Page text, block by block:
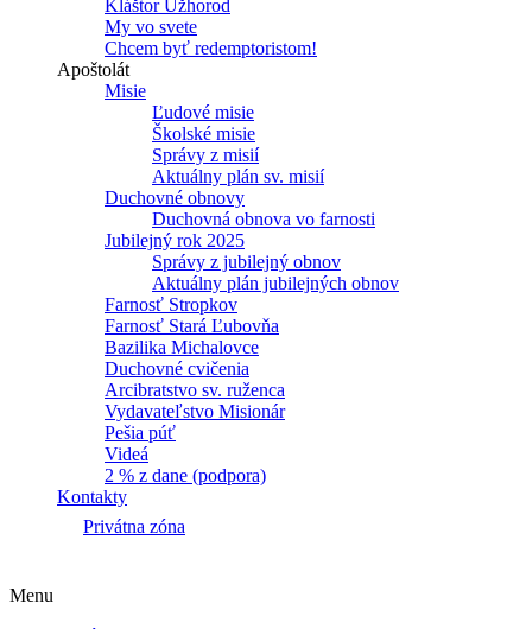
Kláštor Užhorod
My vo svete
Chcem byť redemptoristom!
Apoštolát
Misie
Ľudové misie
Školské misie
Správy z misií
Aktuálny plán sv. misií
Duchovné obnovy
Duchovná obnova vo farnosti
Jubilejný rok 2025
Správy z jubilejný obnov
Aktuálny plán jubilejných obnov
Farnosť Stropkov
Farnosť Stará Ľubovňa
Bazilika Michalovce
Duchovné cvičenia
Arcibratstvo sv. ruženca
Vydavateľstvo Misionár
Pešia púť
Videá
2 % z dane (podpora)
Kontakty
Privátna zóna
Menu